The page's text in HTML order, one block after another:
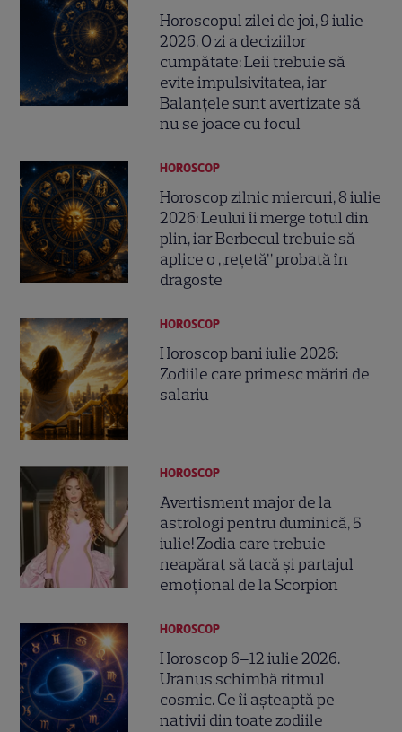
Horoscopul zilei de joi, 9 iulie
2026. O zi a deciziilor
cumpătate: Leii trebuie să
evite impulsivitatea, iar
Balanțele sunt avertizate să
nu se joace cu focul
HOROSCOP
Horoscop zilnic miercuri, 8 iulie
2026: Leului îi merge totul din
plin, iar Berbecul trebuie să
aplice o „rețetă” probată în
dragoste
HOROSCOP
Horoscop bani iulie 2026:
Zodiile care primesc măriri de
salariu
HOROSCOP
Avertisment major de la
astrologi pentru duminică, 5
iulie! Zodia care trebuie
neapărat să tacă și partajul
emoțional de la Scorpion
HOROSCOP
Horoscop 6–12 iulie 2026.
Uranus schimbă ritmul
cosmic. Ce îi așteaptă pe
nativii din toate zodiile